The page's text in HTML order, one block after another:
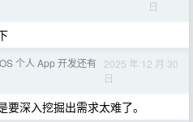
日
个人 App 开发还有 2025 年 12 月 30
日
深入挖掘出需求太难了。